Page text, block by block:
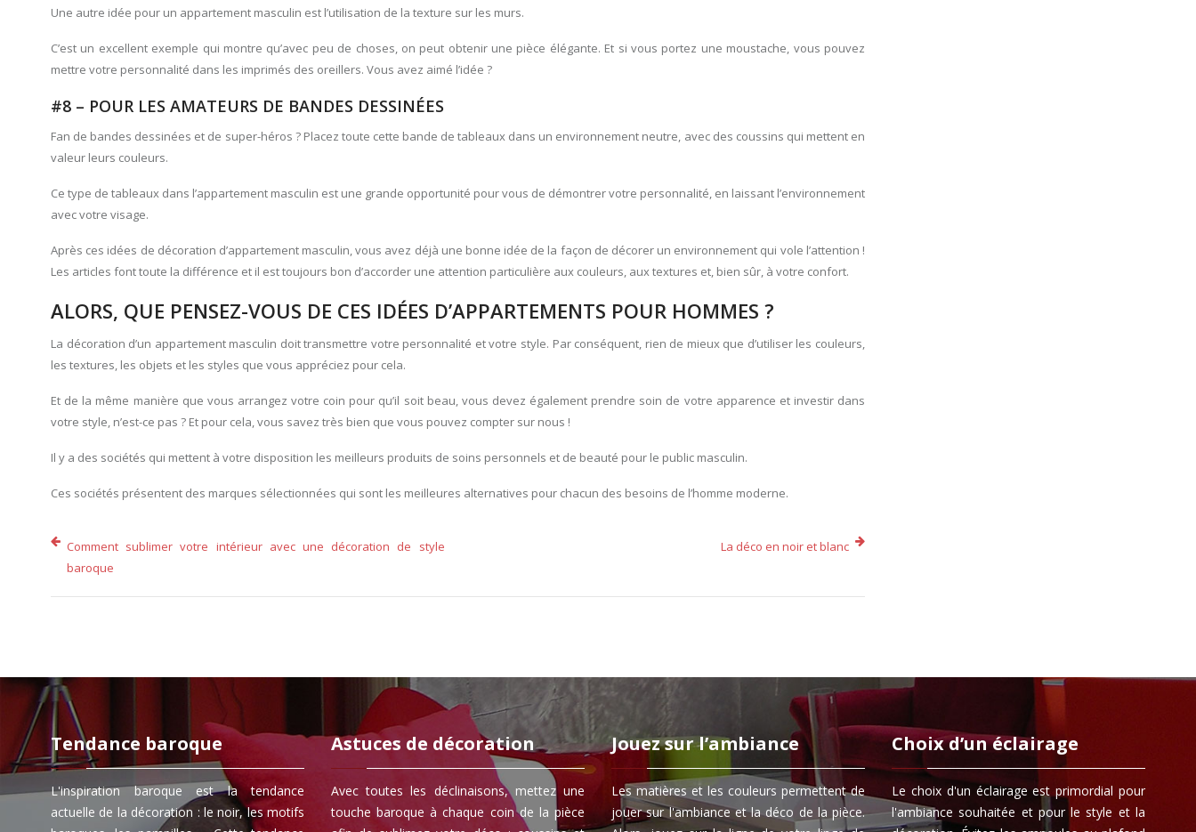
Une autre idée pour un appartement masculin est l’utilisation de la texture sur les murs.
C’est un excellent exemple qui montre qu’avec peu de choses, on peut obtenir une pièce élégante. Et si vous portez une moustache, vous pouvez
mettre votre personnalité dans les imprimés des oreillers. Vous avez aimé l’idée ?
#8 – POUR LES AMATEURS DE BANDES DESSINÉES
Fan de bandes dessinées et de super-héros ? Placez toute cette bande de tableaux dans un environnement neutre, avec des coussins qui mettent en
valeur leurs couleurs.
Ce type de tableaux dans l’appartement masculin est une grande opportunité pour vous de démontrer votre personnalité, en laissant l’environnement
avec votre visage.
Après ces idées de décoration d’appartement masculin, vous avez déjà une bonne idée de la façon de décorer un environnement qui vole l’attention !
Les articles font toute la différence et il est toujours bon d’accorder une attention particulière aux couleurs, aux textures et, bien sûr, à votre confort.
ALORS, QUE PENSEZ-VOUS DE CES IDÉES D’APPARTEMENTS POUR HOMMES ?
La décoration d’un appartement masculin doit transmettre votre personnalité et votre style. Par conséquent, rien de mieux que d’utiliser les couleurs,
les textures, les objets et les styles que vous appréciez pour cela.
Et de la même manière que vous arrangez votre coin pour qu’il soit beau, vous devez également prendre soin de votre apparence et investir dans
votre style, n’est-ce pas ? Et pour cela, vous savez très bien que vous pouvez compter sur nous !
Il y a des sociétés qui mettent à votre disposition les meilleurs produits de soins personnels et de beauté pour le public masculin.
Ces sociétés présentent des marques sélectionnées qui sont les meilleures alternatives pour chacun des besoins de l’homme moderne.
Comment sublimer votre intérieur avec une décoration de style
baroque
La déco en noir et blanc
Tendance baroque
L'inspiration baroque est la tendance
actuelle de la décoration : le noir, les motifs
Astuces de décoration
Avec toutes les déclinaisons, mettez une
touche baroque à chaque coin de la pièce
Jouez sur l’ambiance
Les matières et les couleurs permettent de
jouer sur l'ambiance et la déco de la pièce.
Choix d’un éclairage
Le choix d'un éclairage est primordial pour
l'ambiance souhaitée et pour le style et la